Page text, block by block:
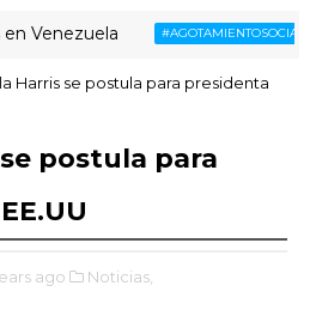
#AGOTAMIENTOSOCIAL
Harris se postula para presidenta
postula para
ago Noticias,